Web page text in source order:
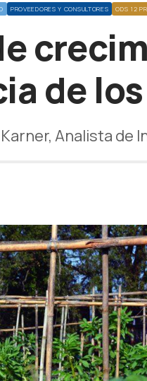
PROVEEDORES Y CONSULTORES ODS 12
de
Analista de